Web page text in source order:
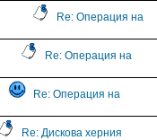
Re: Операция на
Re: Операция на
Re: Операция на
Re: Дискова херния